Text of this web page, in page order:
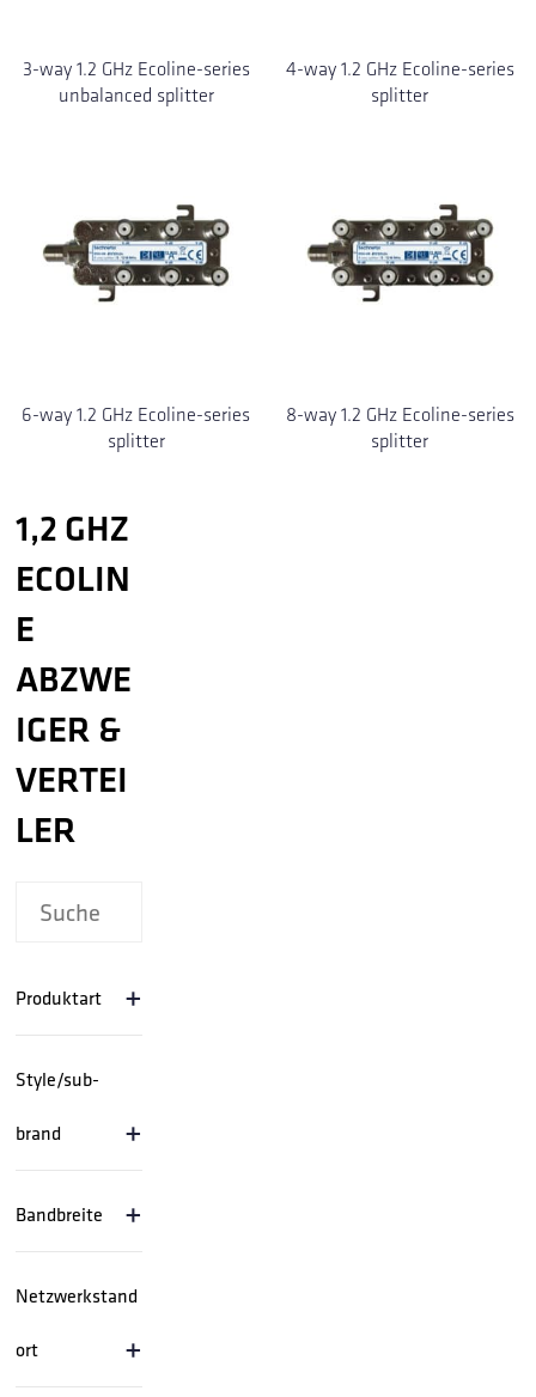
3-way 1.2 GHz Ecoline-series
unbalanced splitter
4-way 1.2 GHz Ecoline-series
splitter
6-way 1.2 GHz Ecoline-series
splitter
8-way 1.2 GHz Ecoline-series
splitter
1,2 GHZ
ECOLIN
E
ABZWE
IGER &
VERTEI
LER
Produktart +
Style/sub-
brand
+
Bandbreite +
Netzwerkstand
ort
+